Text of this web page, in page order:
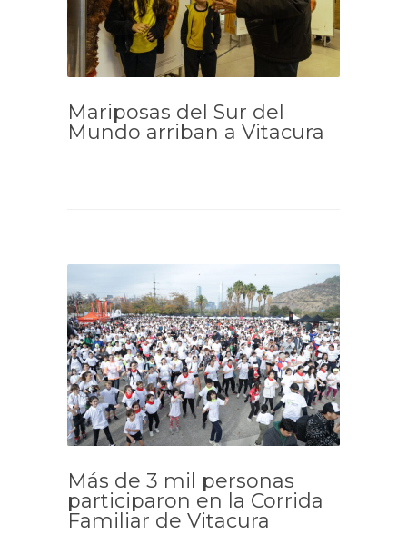
Mariposas del Sur del
Mundo arriban a Vitacura
Más de 3 mil personas
participaron en la Corrida
Familiar de Vitacura